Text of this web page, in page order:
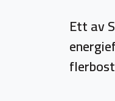
Ett av